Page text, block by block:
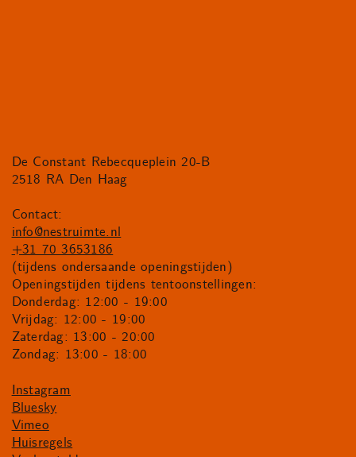
De Constant Rebecqueplein 20-B
2518 RA Den Haag
Contact:
info@nestruimte.nl
+31 70 3653186
(tijdens ondersaande openingstijden)
Openingstijden tijdens tentoonstellingen:
Donderdag: 12:00 - 19:00
Vrijdag: 12:00 - 19:00
Zaterdag: 13:00 - 20:00
Zondag: 13:00 - 18:00
Instagram
Bluesky
Vimeo
Huisregels